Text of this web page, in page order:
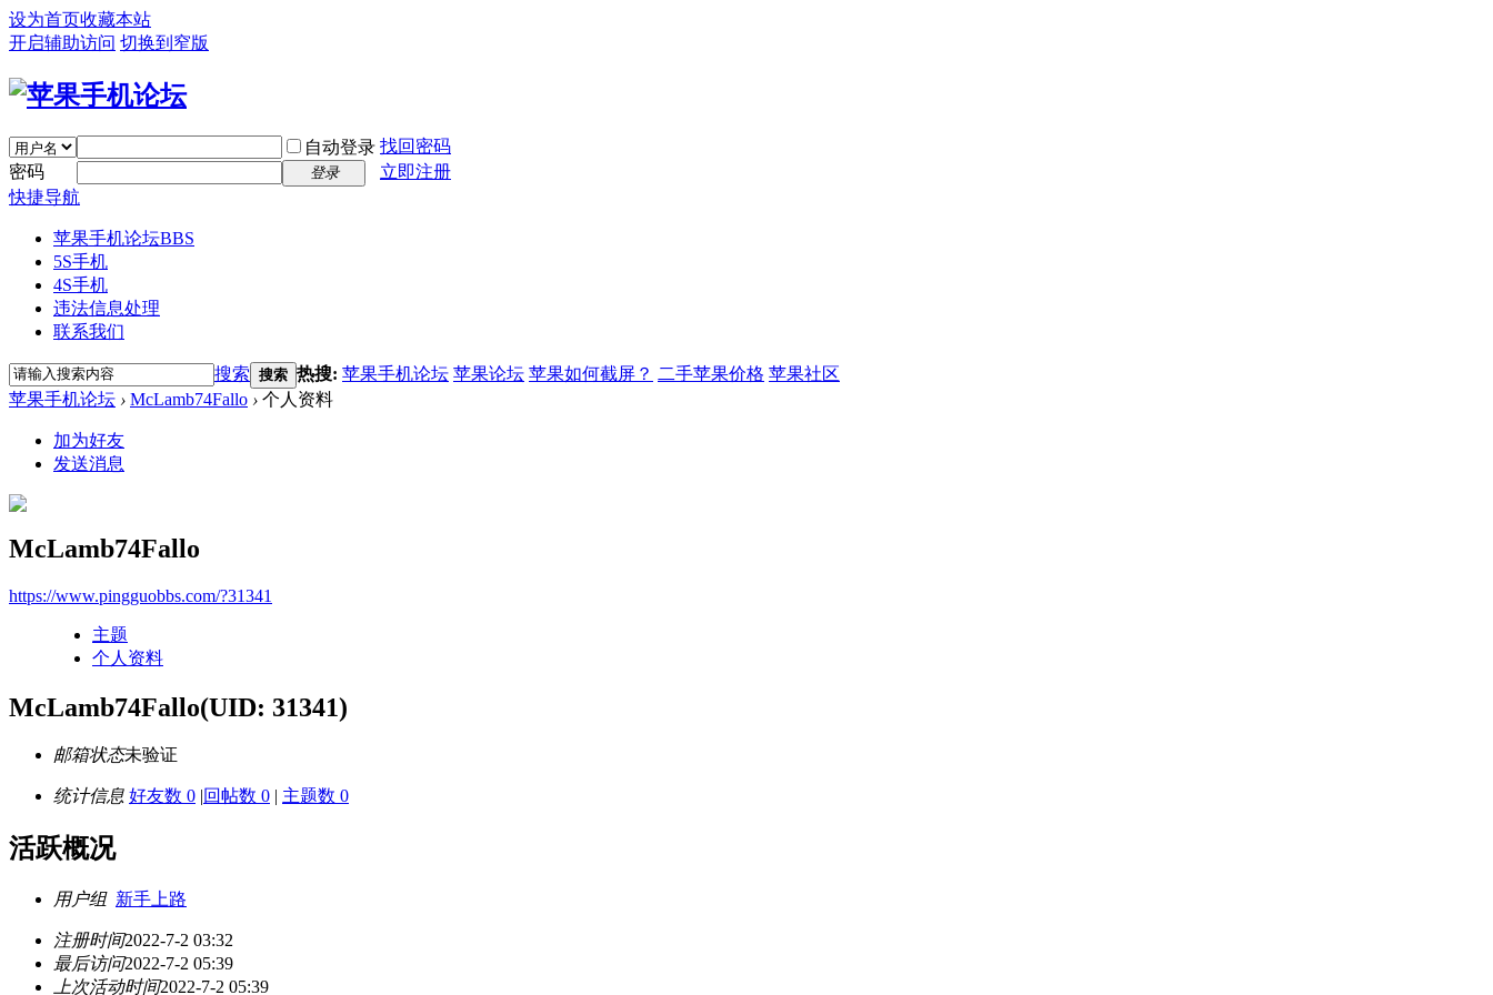
设为首页收藏本站
开启辅助访问 切换到窄版
自动登录 找回密码
密码
登录
立即注册
快捷导航
苹果手机论坛BBS
5S手机
4S手机
违法信息处理
联系我们
搜索 搜索 热搜: 苹果手机论坛 苹果论坛 苹果如何截屏？ 二手苹果价格 苹果社区
苹果手机论坛 › McLamb74Fallo › 个人资料
加为好友
发送消息
McLamb74Fallo
https://www.pingguobbs.com/?31341
主题
个人资料
McLamb74Fallo(UID: 31341)
邮箱状态未验证
统计信息 好友数 0 |回帖数 0 | 主题数 0
活跃概况
用户组 新手上路
注册时间2022-7-2 03:32
最后访问2022-7-2 05:39
上次活动时间2022-7-2 05:39